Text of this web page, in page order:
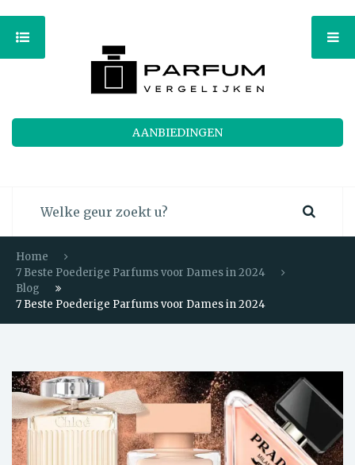
AANBIEDINGEN
Home
7 Beste Poederige Parfums voor Dames in 2024
Blog
7 Beste Poederige Parfums voor Dames in 2024